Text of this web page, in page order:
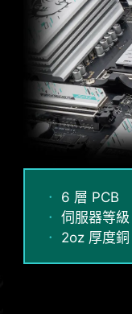
6 層 PCB
伺服器等
2oz 厚度銅
加上額外一層海
電和系統的電磁